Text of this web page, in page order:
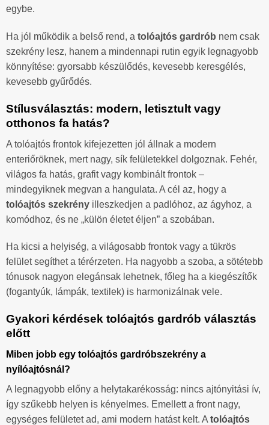
egybe.
Ha jól működik a belső rend, a tolóajtós gardrób nem csak
szekrény lesz, hanem a mindennapi rutin egyik legnagyobb
könnyítése: gyorsabb készülődés, kevesebb keresgélés,
kevesebb gyűrődés.
Stílusválasztás: modern, letisztult vagy
otthonos fa hatás?
A tolóajtós frontok kifejezetten jól állnak a modern
enteriőröknek, mert nagy, sík felületekkel dolgoznak. Fehér,
világos fa hatás, grafit vagy kombinált frontok –
mindegyiknek megvan a hangulata. A cél az, hogy a
tolóajtós szekrény illeszkedjen a padlóhoz, az ágyhoz, a
komódhoz, és ne „külön életet éljen” a szobában.
Ha kicsi a helyiség, a világosabb frontok vagy a tükrös
felület segíthet a térérzeten. Ha nagyobb a szoba, a sötétebb
tónusok nagyon elegánsak lehetnek, főleg ha a kiegészítők
(fogantyúk, lámpák, textilek) is harmonizálnak vele.
Gyakori kérdések tolóajtós gardrób választás
előtt
Miben jobb egy tolóajtós gardróbszekrény a
nyílóajtósnál?
A legnagyobb előny a helytakarékosság: nincs ajtónyitási ív,
így szűkebb helyen is kényelmes. Emellett a front nagy,
egységes felületet ad, ami modern hatást kelt. A tolóajtós